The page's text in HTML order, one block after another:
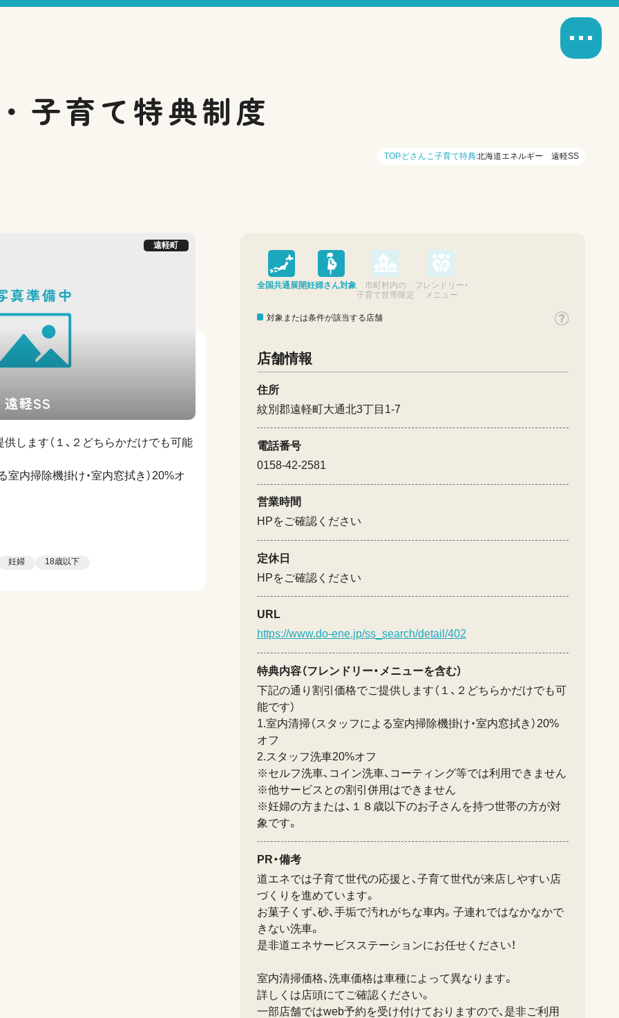
子育て特典制度
TOPどさんこ子育て特典北海道エネルギー 遠軽SS
遠軽町
軽SS
します（１、２どちらかだけでも可能
室内掃除機掛け・室内窓拭き）20%オ
妊婦 18歳以下
全国共通展開妊婦さん対象
市町村内の
子育て世帯限定
フレンドリー・
メニュー
対象または条件が該当する店舗
店舗情報
住所
紋別郡遠軽町大通北3丁目1-7
電話番号
0158-42-2581
営業時間
HPをご確認ください
定休日
HPをご確認ください
URL
https://www.do-ene.jp/ss_search/detail/402
特典内容（フレンドリー・メニューを含む）
下記の通り割引価格でご提供します（１、２どちらかだけでも可
能です）
1.室内清掃（スタッフによる室内掃除機掛け・室内窓拭き）20%
オフ
2.スタッフ洗車20%オフ
※セルフ洗車、コイン洗車、コーティング等では利用できません
※他サービスとの割引併用はできません
※妊婦の方または、１８歳以下のお子さんを持つ世帯の方が対
象です。
PR・備考
道エネでは子育て世代の応援と、子育て世代が来店しやすい店
づくりを進めています。
お菓子くず、砂、手垢で汚れがちな車内。子連れではなかなかで
きない洗車。
是非道エネサービスステーションにお任せください！
室内清掃価格、洗車価格は車種によって異なります。
詳しくは店頭にてご確認ください。
一部店舗ではweb予約を受け付けておりますので、是非ご利用